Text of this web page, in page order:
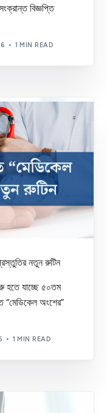
বিজ্ঞপ্তি
1 MIN READ
নতুন রুটিন
হতে যাচ্ছে ৫০তম
“মেডিকেল অংশের”
1 MIN READ